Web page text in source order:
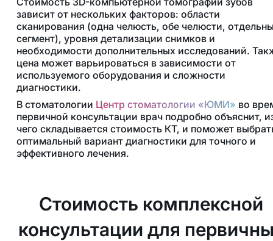
зависит от нескольких факторов: области
сканирования (одна челюсть, обе челюсти,
сегмент), уровня детализации снимков и
необходимости дополнительных исследований.
цена может варьироваться в зависимости от
используемого оборудования и сложности
диагностики.
В стоматологии Центр стоматологии «ЮМИ» во
первичной консультации врач подробно объяснит,
чего складывается стоимость КТ, и поможет
оптимальный вариант диагностики для точного и
эффективного лечения.
Стоимость комплексной
консультации для